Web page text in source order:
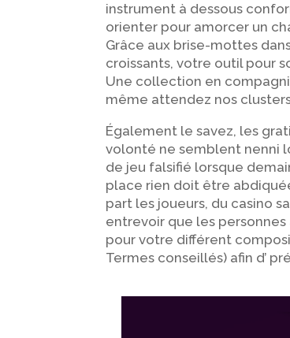
instrument à dessous
orienter pour amorcer un
Grâce aux brise-mottes
croissants, votre outil pour
Une collection en
même attendez nos
Également le savez, les
volonté ne semblent nenni
de jeu falsifié lorsque
place rien doit être
part les joueurs, du casino
entrevoir que les
pour votre différent
Termes conseillés) afin d’